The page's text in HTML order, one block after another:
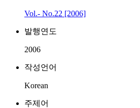
Vol.- No.22 [2006]
발행연도
2006
작성언어
Korean
주제어